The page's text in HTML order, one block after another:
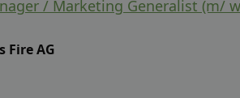
/ Marketing Generalist (m/
Fire AG